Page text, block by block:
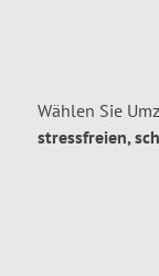
Wählen Sie
stressfreien,